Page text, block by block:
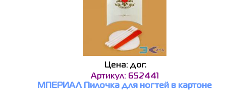
Цена: дог.
Артикул: 652441
МПЕРИАЛ Пилочка для ногтей в картоне